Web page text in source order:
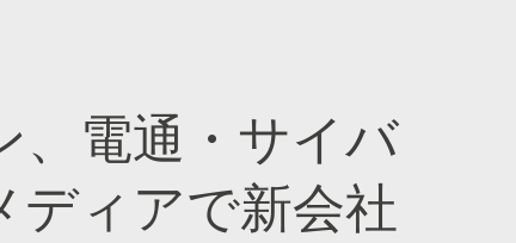
、電通・サイバ
ディアで新会社